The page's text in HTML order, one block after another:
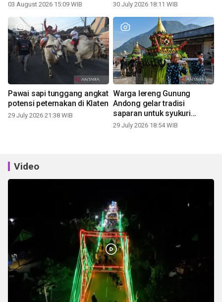
03 August 2026 15:09 WIB 30 July 2026 18:11 WIB
Pawai sapi tunggang angkat
potensi peternakan di Klaten
29 July 2026 21:38 WIB
Warga lereng Gunung
Andong gelar tradisi
saparan untuk syukuri
panen
29 July 2026 18:54 WIB
Video